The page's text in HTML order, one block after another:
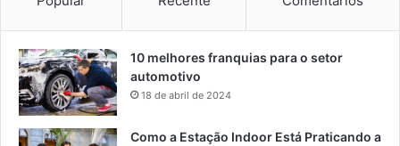
10 melhores franquias para o setor
automotivo
18 de abril de 2024
Como a Estação Indoor Está Praticando a